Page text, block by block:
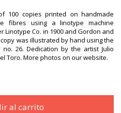
100 copies printed on handmade
fibres using a linotype machine
Co. in 1900 and Gordon and
was illustrated by hand using the
26. Dedication by the artist Julio
Toro. More photos on our website.
al carrito